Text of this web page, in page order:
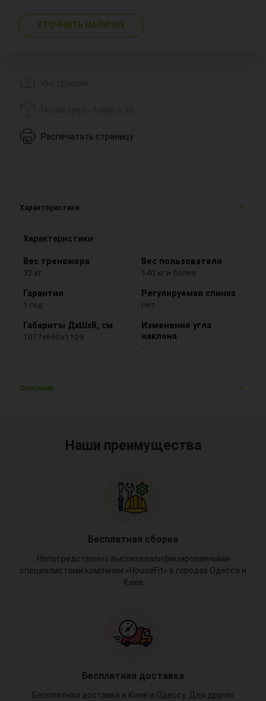
УТОЧНИТЬ НАЛИЧИЕ
Распечатать страницу
Характеристики
Характеристики
Вес тренажера
32 кг
Гарантия
1 год
Габариты ДхШхВ, см
1077x660x1109
Вес пользователя
140 кг и более
Регулируемая спинка
Нет
Изменение угла
наклона
-
Описание
Наши преимущества
Бесплатная сборка
Непосредственно высококвалифицированными
специалистами компании «HouseFit» в городах Одесса и
Киев
Бесплатная доставка
Бесплатная доставка в Киев и Одессу. Для других